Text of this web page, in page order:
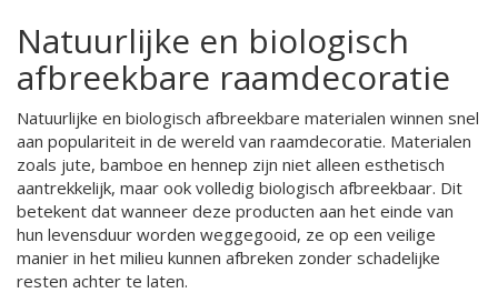
Natuurlijke en biologisch
afbreekbare raamdecoratie
Natuurlijke en biologisch afbreekbare materialen winnen snel
aan populariteit in de wereld van raamdecoratie. Materialen
zoals jute, bamboe en hennep zijn niet alleen esthetisch
aantrekkelijk, maar ook volledig biologisch afbreekbaar. Dit
betekent dat wanneer deze producten aan het einde van
hun levensduur worden weggegooid, ze op een veilige
manier in het milieu kunnen afbreken zonder schadelijke
resten achter te laten.